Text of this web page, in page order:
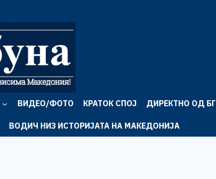
ВИДЕО/ФОТО КРАТОК СПОЈ ДИРЕКТНО ОД БГ
ВОДИЧ НИЗ ИСТОРИЈАТА НА МАКЕДОНИЈА